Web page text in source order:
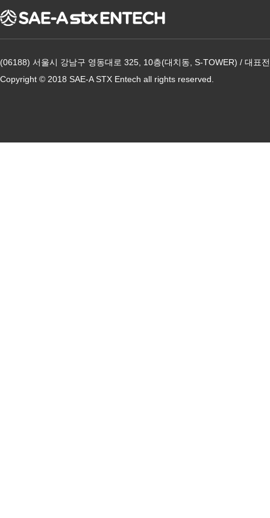
(06188) 서울시 강남구 영동대로 325, 10층(대치동, S-TOWER) / 대표
Copyright © 2018 SAE-A STX Entech all rights reserved.